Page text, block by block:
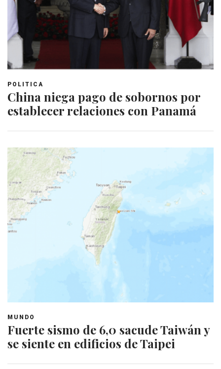
POLITICA
China niega pago de sobornos por
establecer relaciones con Panamá
MUNDO
Fuerte sismo de 6,0 sacude Taiwán y
se siente en edificios de Taipei